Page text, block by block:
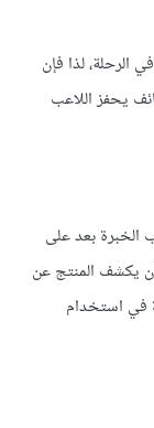
الرحلة، لذا فإن
يحفز اللاعب
الخبرة بعد على
أن يكشف المنتج عن
في استخدام